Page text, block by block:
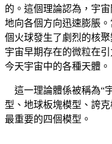
的。這個理論認為，宇
地向各個方向迅速膨脹
個火球發生了劇烈的核
宇宙早期存在的微粒在
今天宇宙中的各種天體。
這一理論體係被稱為“
型、地球板塊模型、誇
最重要的四個模型。